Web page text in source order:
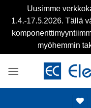
Uusimme
1.4.-17.5.2026. Tällä
myöhemmin